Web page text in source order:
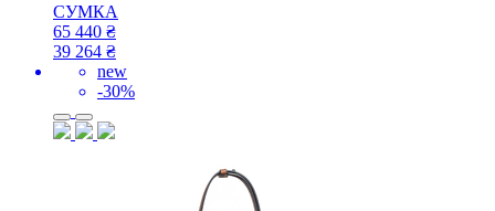
СУМКА
65 440 ₴
39 264 ₴
new
-30%